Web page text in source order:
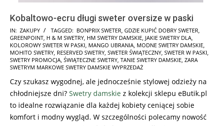
Kobaltowo-ecru długi sweter oversize w paski
2025-
11-
07
IN: ZAKUPY TAGGED: BONPRIX SWETER, GDZIE KUPIĆ DOBRY SWETER,
GREENPOINT, H & M SWETRY, HM SWETRY DAMSKIE, JAKIE SWETRY DLA,
KOLOROWY SWETER W PASKI, MANGO UBRANIA, MODNE SWETRY DAMSKIE,
MOHITO SWETRY, RESERVED SWETRY, SWETER ŚWIĄTECZNY, SWETER W PASKI,
SWETRY PROMOCJA, ŚWIĄTECZNE SWETRY, TANIE SWETRY DAMSKIE, ZARA
SWETRYM MARKOWE SWETRY DAMSKIE WYPRZEDAŻ
Czy szukasz wygodnej, ale jednocześnie stylowej odzieży na
chłodniejsze dni? Swetry damskie z kolekcji sklepu eButik.pl
to idealne rozwiązanie dla każdej kobiety ceniącej sobie
komfort i modny wygląd. W szczególności polecamy nowość